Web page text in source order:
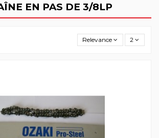
EN PAS DE 3/8LP
Relevance 2